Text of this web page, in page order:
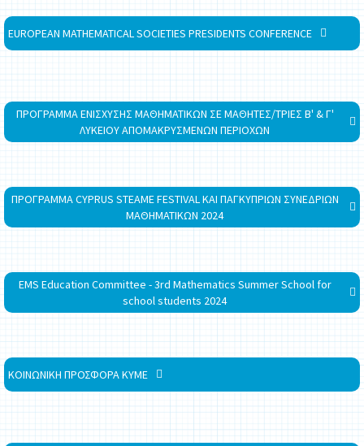
EUROPEAN MATHEMATICAL SOCIETIES PRESIDENTS CONFERENCE
ΠΡΟΓΡΑΜΜΑ ΕΝΙΣΧΥΣΗΣ ΜΑΘΗΜΑΤΙΚΩΝ ΣΕ ΜΑΘΗΤΕΣ/ΤΡΙΕΣ Β' & Γ'
ΛΥΚΕΙΟΥ ΑΠΟΜΑΚΡΥΣΜΕΝΩΝ ΠΕΡΙΟΧΩΝ
ΠΡΟΓΡΑΜΜΑ CYPRUS STEAME FESTIVAL ΚΑΙ ΠΑΓΚΥΠΡΙΩΝ ΣΥΝΕΔΡΙΩΝ
ΜΑΘΗΜΑΤΙΚΩΝ 2024
EMS Education Committee - 3rd Mathematics Summer School for
school students 2024
ΚΟΙΝΩΝΙΚΗ ΠΡΟΣΦΟΡΑ ΚΥΜΕ